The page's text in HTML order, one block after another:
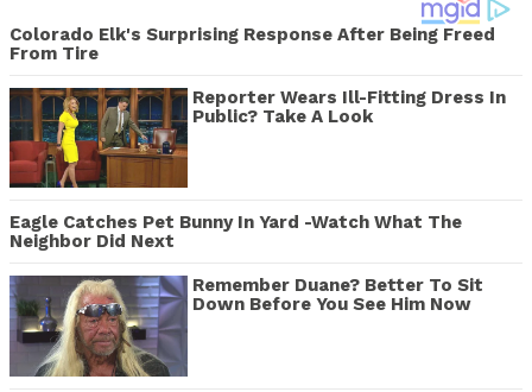
Colorado Elk's Surprising Response After Being Freed
From Tire
Reporter Wears Ill-Fitting Dress In
Public? Take A Look
Eagle Catches Pet Bunny In Yard -Watch What The
Neighbor Did Next
Remember Duane? Better To Sit
Down Before You See Him Now